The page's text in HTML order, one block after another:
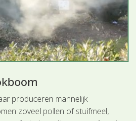
produceren mannelijk
zoveel pollen of stuifmeel,